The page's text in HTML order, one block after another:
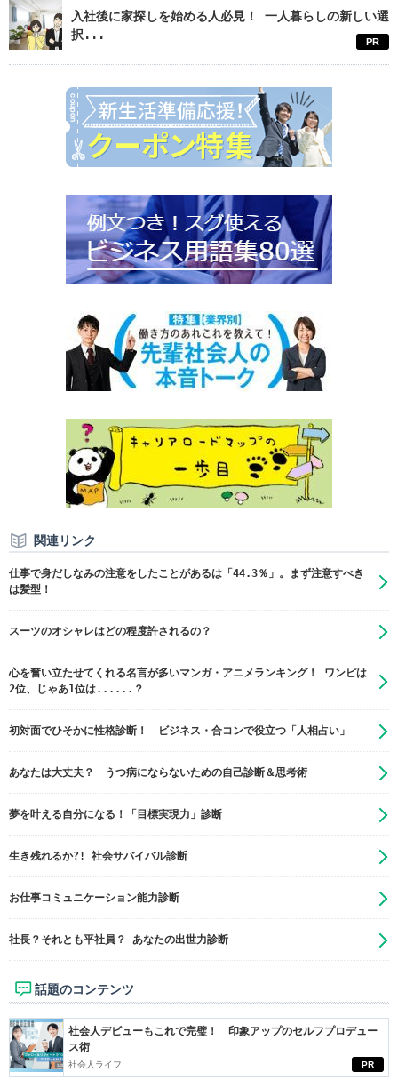
入社後に家探しを始める人必見！ 一人暮らしの新しい選
択...
PR
関連リンク
仕事で身だしなみの注意をしたことがあるは「44.3％」。まず注意すべき
は髪型！
スーツのオシャレはどの程度許されるの？
心を奮い立たせてくれる名言が多いマンガ・アニメランキング！ ワンピは
2位、じゃあ1位は......？
初対面でひそかに性格診断！ ビジネス・合コンで役立つ「人相占い」
あなたは大丈夫？ うつ病にならないための自己診断＆思考術
夢を叶える自分になる！「目標実現力」診断
生き残れるか?! 社会サバイバル診断
お仕事コミュニケーション能力診断
社長？それとも平社員？ あなたの出世力診断
話題のコンテンツ
PR
社会人デビューもこれで完璧！ 印象アップのセルフプロデュー
ス術
社会人ライフ